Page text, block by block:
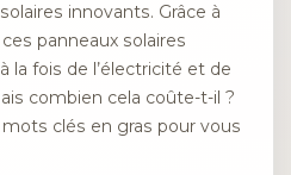
innovants. Grâce à
panneaux solaires
la fois de l’électricité et de
combien cela coûte-t-il ?
clés en gras pour vous